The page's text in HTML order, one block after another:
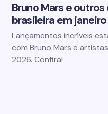
Bruno Mars e
brasileira em
Lançamentos incríveis
com Bruno Mars e
2026. Confira!